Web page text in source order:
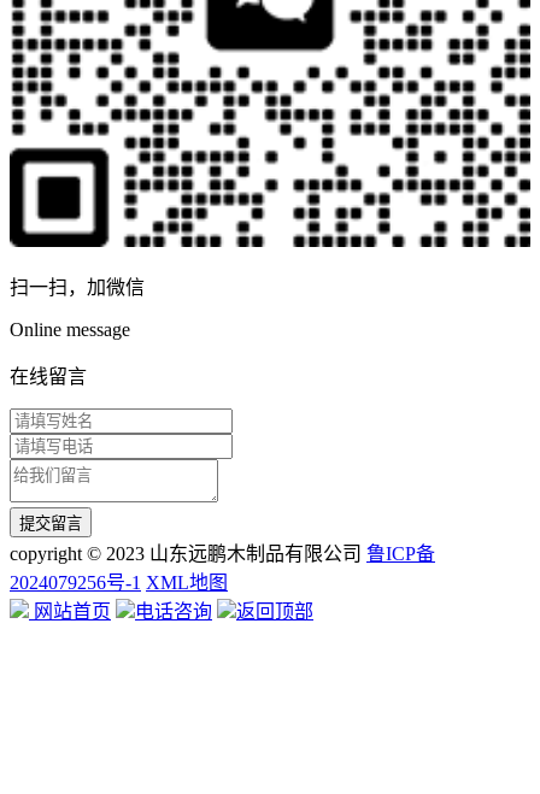
扫一扫，加微信
Online message
在线留言
copyright © 2023 山东远鹏木制品有限公司 鲁ICP备
2024079256号-1 XML地图
网站首页
电话咨询 返回顶部